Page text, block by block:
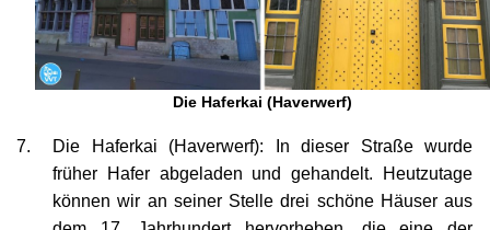
Die Haferkai (Haverwerf)
früher Hafer abgeladen und gehandelt. Heutzutage
können wir an seiner Stelle drei schöne Häuser aus
dem 17. Jahrhundert hervorheben, die eine der